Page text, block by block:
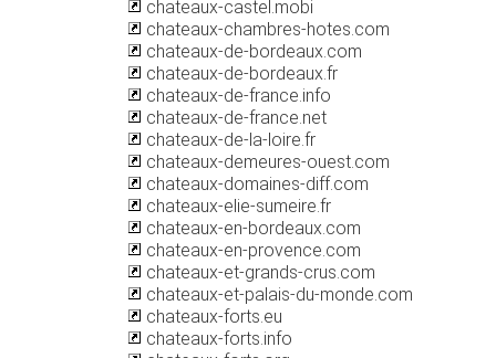
chateaux-castel.mobi
chateaux-chambres-hotes.com
chateaux-de-bordeaux.com
chateaux-de-bordeaux.fr
chateaux-de-france.info
chateaux-de-france.net
chateaux-de-la-loire.fr
chateaux-demeures-ouest.com
chateaux-domaines-diff.com
chateaux-elie-sumeire.fr
chateaux-en-bordeaux.com
chateaux-en-provence.com
chateaux-et-grands-crus.com
chateaux-et-palais-du-monde.com
chateaux-forts.eu
chateaux-forts.info